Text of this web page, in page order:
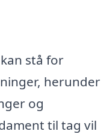
stå for
herunder
og
til tag vil